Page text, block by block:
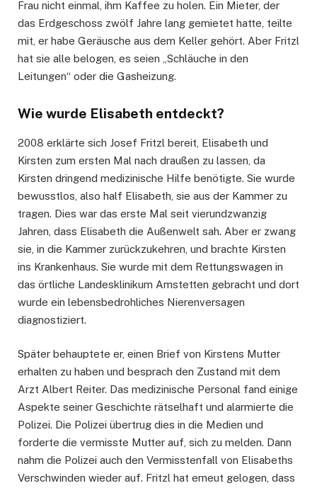
Frau nicht einmal, ihm Kaffee zu holen. Ein Mieter, der
das Erdgeschoss zwölf Jahre lang gemietet hatte, teilte
mit, er habe Geräusche aus dem Keller gehört. Aber Fritzl
hat sie alle belogen, es seien „Schläuche in den
Leitungen“ oder die Gasheizung.
Wie wurde Elisabeth entdeckt?
2008 erklärte sich Josef Fritzl bereit, Elisabeth und
Kirsten zum ersten Mal nach draußen zu lassen, da
Kirsten dringend medizinische Hilfe benötigte. Sie wurde
bewusstlos, also half Elisabeth, sie aus der Kammer zu
tragen. Dies war das erste Mal seit vierundzwanzig
Jahren, dass Elisabeth die Außenwelt sah. Aber er zwang
sie, in die Kammer zurückzukehren, und brachte Kirsten
ins Krankenhaus. Sie wurde mit dem Rettungswagen in
das örtliche Landesklinikum Amstetten gebracht und dort
wurde ein lebensbedrohliches Nierenversagen
diagnostiziert.
Später behauptete er, einen Brief von Kirstens Mutter
erhalten zu haben und besprach den Zustand mit dem
Arzt Albert Reiter. Das medizinische Personal fand einige
Aspekte seiner Geschichte rätselhaft und alarmierte die
Polizei. Die Polizei übertrug dies in die Medien und
forderte die vermisste Mutter auf, sich zu melden. Dann
nahm die Polizei auch den Vermisstenfall von Elisabeths
Verschwinden wieder auf. Fritzl hat erneut gelogen, dass